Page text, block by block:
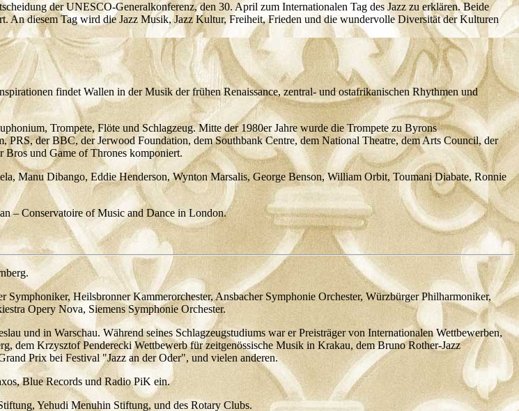
der UNESCO-Generalkonferenz, den 30. April zum Internationalen Tag des Jazz zu erklären. Beide
An diesem Tag wird die Jazz Musik, Jazz Kultur, Freiheit, Frieden und die wundervolle Diversität der Kulturen
findet Wallen in der Musik der frühen Renaissance, zentral- und ostafrikanischen Rhythmen und
Trompete, Flöte und Schlagzeug. Mitte der 1980er Jahre wurde die Trompete zu Byrons
der BBC, der Jerwood Foundation, dem Southbank Centre, dem National Theatre, dem Arts Council, der
Bros und Game of Thrones komponiert.
Dibango, Eddie Henderson, Wynton Marsalis, George Benson, William Orbit, Toumani Diabate, Ronnie
– Conservatoire of Music and Dance in London.
Heilsbronner Kammerorchester, Ansbacher Symphonie Orchester, Würzbürger Philharmoniker,
Opery Nova, Siemens Symphonie Orchester.
und in Warschau. Während seines Schlagzeugstudiums war er Preisträger von Internationalen Wettbewerben,
Krzysztof Penderecki Wettbewerb für zeitgenössische Musik in Krakau, dem Bruno Rother-Jazz
Prix bei Festival "Jazz an der Oder", und vielen anderen.
Blue Records und Radio PiK ein.
Yehudi Menuhin Stiftung, und des Rotary Clubs.